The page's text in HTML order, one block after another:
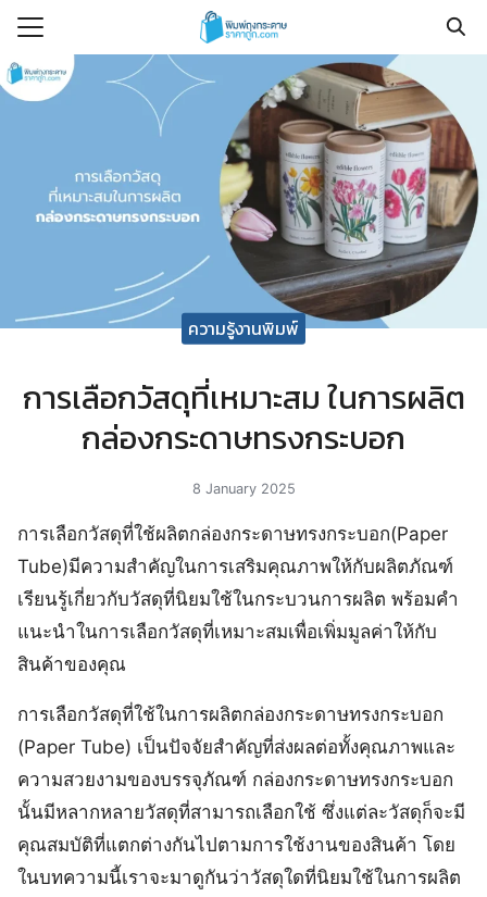
Skip
content
Search
for:
ความรู้งานพิมพ์
การเลือกวัสดุที่เหมาะสม ในการผลิต
กล่องกระดาษทรงกระบอก
8 January 2025
การเลือกวัสดุที่ใช้ผลิตกล่องกระดาษทรงกระบอก(Paper
Tube)มีความสำคัญในการเสริมคุณภาพให้กับผลิตภัณฑ์
เรียนรู้เกี่ยวกับวัสดุที่นิยมใช้ในกระบวนการผลิต พร้อมคำ
แนะนำในการเลือกวัสดุที่เหมาะสมเพื่อเพิ่มมูลค่าให้กับ
สินค้าของคุณ
การเลือกวัสดุที่ใช้ในการผลิตกล่องกระดาษทรงกระบอก
(Paper Tube) เป็นปัจจัยสำคัญที่ส่งผลต่อทั้งคุณภาพและ
ความสวยงามของบรรจุภัณฑ์ กล่องกระดาษทรงกระบอก
นั้นมีหลากหลายวัสดุที่สามารถเลือกใช้ ซึ่งแต่ละวัสดุก็จะมี
คุณสมบัติที่แตกต่างกันไปตามการใช้งานของสินค้า โดย
ในบทความนี้เราจะมาดูกันว่าวัสดุใดที่นิยมใช้ในการผลิต